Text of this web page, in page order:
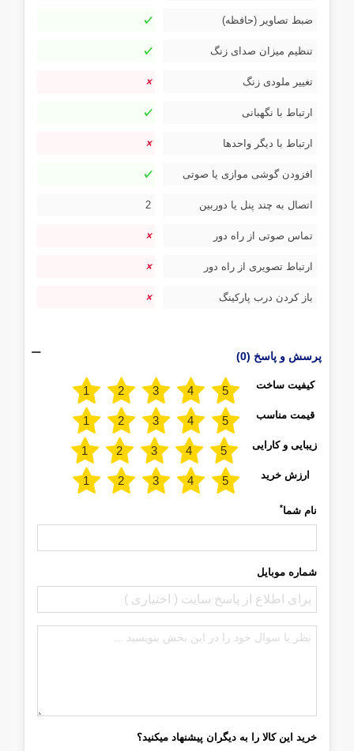
ضبط تصاویر (حافظه)
تنظیم میزان صدای زنگ
تغییر ملودی زنگ
ارتباط با نگهبانی
ارتباط با دیگر واحدها
افزودن گوشی موازی یا صوتی
اتصال به چند پنل یا دوربین 2
تماس صوتی از راه دور
ارتباط تصویری از راه دور
باز کردن درب پارکینگ
پرسش و پاسخ (0)
کیفیت ساخت
قیمت مناسب
زیبایی و کارایی
ارزش خرید
نام شما*
شماره موبایل
خرید این کالا را به دیگران پیشنهاد میکنید؟